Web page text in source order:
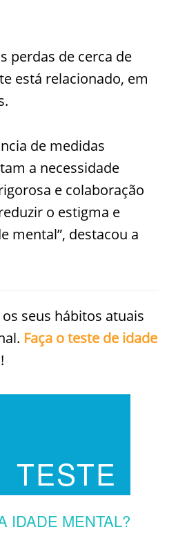
perdas de cerca de
está relacionado, em
de medidas
a necessidade
e colaboração
o estigma e
mental”, destacou a
seus hábitos atuais
Faça o teste de idade